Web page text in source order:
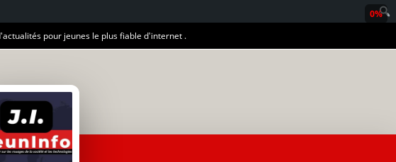
pour jeunes le plus fiable d'internet .
0%